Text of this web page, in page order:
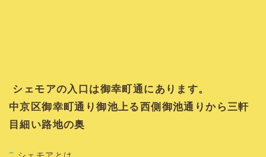
シェモアの入口は御幸町通にあります。
中京区御幸町通り御池上る西側御池通りから三軒
目細い路地の奥
シェモアとは